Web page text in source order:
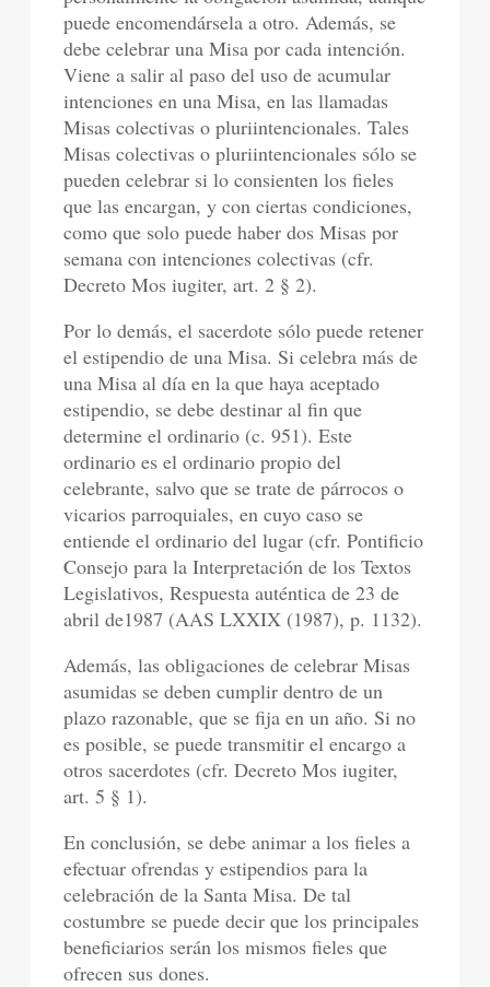
puede encomendársela a otro. Además, se
debe celebrar una Misa por cada intención.
Viene a salir al paso del uso de acumular
intenciones en una Misa, en las llamadas
Misas colectivas o pluriintencionales. Tales
Misas colectivas o pluriintencionales sólo se
pueden celebrar si lo consienten los fieles
que las encargan, y con ciertas condiciones,
como que solo puede haber dos Misas por
semana con intenciones colectivas (cfr.
Decreto Mos iugiter, art. 2 § 2).
Por lo demás, el sacerdote sólo puede retener
el estipendio de una Misa. Si celebra más de
una Misa al día en la que haya aceptado
estipendio, se debe destinar al fin que
determine el ordinario (c. 951). Este
ordinario es el ordinario propio del
celebrante, salvo que se trate de párrocos o
vicarios parroquiales, en cuyo caso se
entiende el ordinario del lugar (cfr. Pontificio
Consejo para la Interpretación de los Textos
Legislativos, Respuesta auténtica de 23 de
abril de1987 (AAS LXXIX (1987), p. 1132).
Además, las obligaciones de celebrar Misas
asumidas se deben cumplir dentro de un
plazo razonable, que se fija en un año. Si no
es posible, se puede transmitir el encargo a
otros sacerdotes (cfr. Decreto Mos iugiter,
art. 5 § 1).
En conclusión, se debe animar a los fieles a
efectuar ofrendas y estipendios para la
celebración de la Santa Misa. De tal
costumbre se puede decir que los principales
beneficiarios serán los mismos fieles que
ofrecen sus dones.